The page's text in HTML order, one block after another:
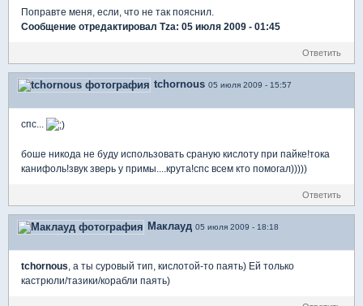
Поправте меня, если, что не так пояснил.
Сообщение отредактировал Tza: 05 июля 2009 - 01:45
Ответить
tchornous 05 июля 2009 - 15:57
спс...
боше никода не буду использовать сраную кислоту при пайке!тока
канифоль!звук зверь у примы....крута!спс всем кто помогал)))))
Ответить
Маклауд 05 июля 2009 - 18:18
tchornous , а ты суровый тип, кислотой-то паять) Ей только
кастрюли/тазики/корабли паять)